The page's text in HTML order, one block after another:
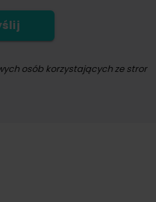
osób korzystających ze strony
Państwo zgodę na